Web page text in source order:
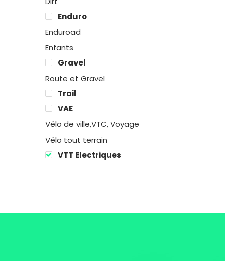
Enduro
Enduroad
Enfants
Gravel
Route et Gravel
Trail
VAE
Vélo de ville,VTC, Voyage
Vélo tout terrain
VTT Electriques